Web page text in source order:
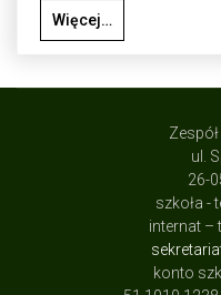
Więcej…
ul.
26-
szkoła -
internat –
konto